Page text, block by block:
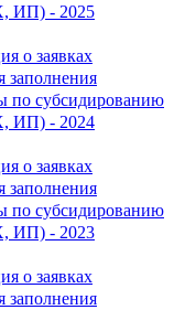
ИП) - 2025
о заявках
по субсидированию
ИП) - 2024
о заявках
по субсидированию
ИП) - 2023
о заявках